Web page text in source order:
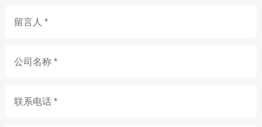
留言人 *
公司名称 *
联系电话 *